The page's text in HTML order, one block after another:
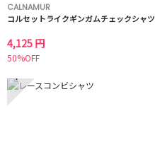
CALNAMUR
コルセットライクギンガムチェックシャツ
4,125 円
50%OFF
7